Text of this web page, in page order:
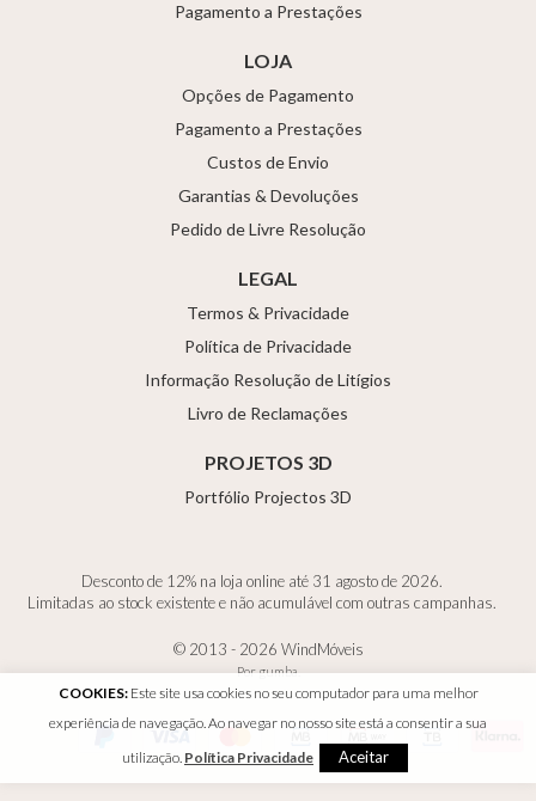
Pagamento a Prestações
LOJA
Opções de Pagamento
Pagamento a Prestações
Custos de Envio
Garantias & Devoluções
Pedido de Livre Resolução
LEGAL
Termos & Privacidade
Política de Privacidade
Informação Resolução de Litígios
Livro de Reclamações
PROJETOS 3D
Portfólio Projectos 3D
Desconto de 12% na loja online até 31 agosto de 2026.
Limitadas ao stock existente e não acumulável com outras campanhas.
© 2013 - 2026 WindMóveis
Porgumba.
COOKIES:Este site usa cookies no seu computador para uma melhor
experiência de navegação. Ao navegar no nosso site está a consentir a sua
utilização. Política Privacidade Aceitar